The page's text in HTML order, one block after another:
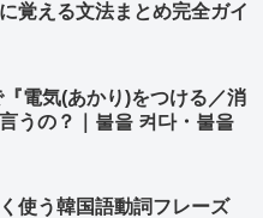
覚える文法まとめ完全ガイ
電気(あかり)をつける／消
うの？｜불을 켜다・불을
使う韓国語動詞フレーズ